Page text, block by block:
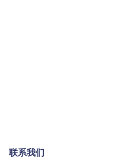
联系我们